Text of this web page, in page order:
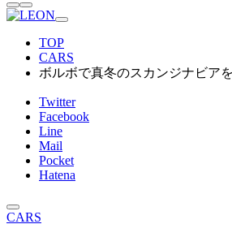
TOP
CARS
ボルボで真冬のスカンジナビア
Twitter
Facebook
Line
Mail
Pocket
Hatena
CARS